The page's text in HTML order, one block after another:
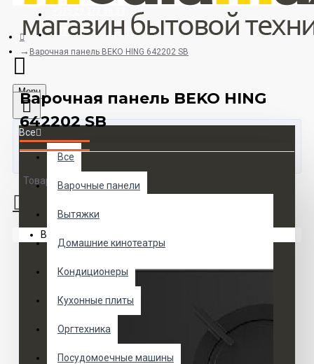
+375 33 673 17 31 (МТС)
Menu
Все
Все
Варочные панели
Вытяжки
Домашние кинотеатры
Кондиционеры
Кухонные плиты
Оргтехника
Посудомоечные машины
Товаров 0 (0 руб.)
Ваша корзина пуста!
Варочная панель BEKO HING 642202 SB
Варочная панель BEKO HING
642202 SB